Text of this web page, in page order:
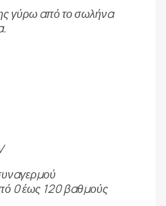
γύρω από το σωλήνα
0 έως 120 βαθμούς